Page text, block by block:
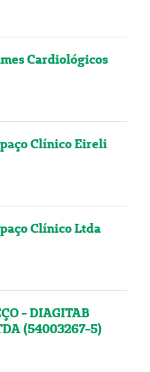
Cardiológicos
Clínico Eireli
Clínico Ltda
- DIAGITAB
(54003267-5)